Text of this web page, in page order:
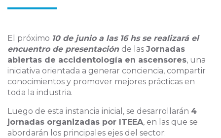
El próximo 10 de junio a las 16 hs se realizará el
encuentro de presentación de las Jornadas
abiertas de accidentología en ascensores, una
iniciativa orientada a generar conciencia, compartir
conocimientos y promover mejores prácticas en
toda la industria.
Luego de esta instancia inicial, se desarrollarán 4
jornadas organizadas por ITEEA, en las que se
abordarán los principales ejes del sector: